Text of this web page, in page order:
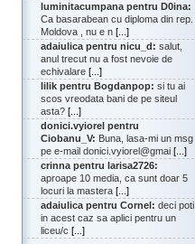
luminitacumpana pentru D0ina:
Ca basarabean cu diploma din rep.
Moldova , nu e n [...]
adaiulica pentru nicu_d: salut,
anul trecut nu a fost nevoie de
echivalare [...]
lilik pentru Bogdanpop: si tu ai
scos vreodata bani de pe siteul
asta? [...]
donici.vyiorel pentru
Ciobanu_V: Buna, lasa-mi un msg
pe e-mail donici.vyiorel@gmai [...]
crinna pentru larisa2726:
aproape 10 media, ca sunt doar 5
locuri la mastera [...]
adaiulica pentru Cornel: deci poti
in acest caz sa aplici pentru un
liceu/c [...]